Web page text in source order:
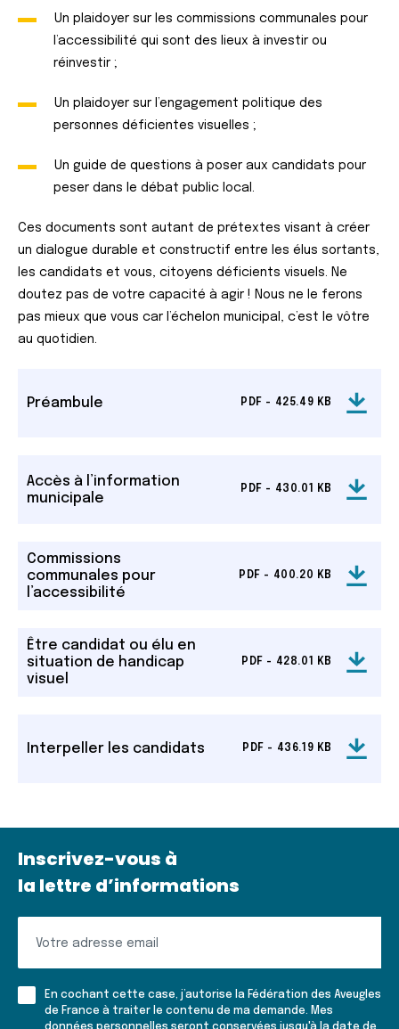
Un plaidoyer sur les commissions communales pour
l’accessibilité qui sont des lieux à investir ou
réinvestir ;
Un plaidoyer sur l’engagement politique des
personnes déficientes visuelles ;
Un guide de questions à poser aux candidats pour
peser dans le débat public local.
Ces documents sont autant de prétextes visant à créer
un dialogue durable et constructif entre les élus sortants,
les candidats et vous, citoyens déficients visuels. Ne
doutez pas de votre capacité à agir ! Nous ne le ferons
pas mieux que vous car l’échelon municipal, c’est le vôtre
au quotidien.
Préambule PDF - 425.49 KB
Accès à l’information
municipale
PDF - 430.01 KB
Commissions
communales pour
l’accessibilité
PDF - 400.20 KB
Être candidat ou élu en
situation de handicap
visuel
PDF - 428.01 KB
Interpeller les candidats PDF - 436.19 KB
Inscrivez-vous à
la lettre d’informations
à
En cochant cette case, j’autorise la Fédération des Aveugles
de France à traiter le contenu de ma demande. Mes